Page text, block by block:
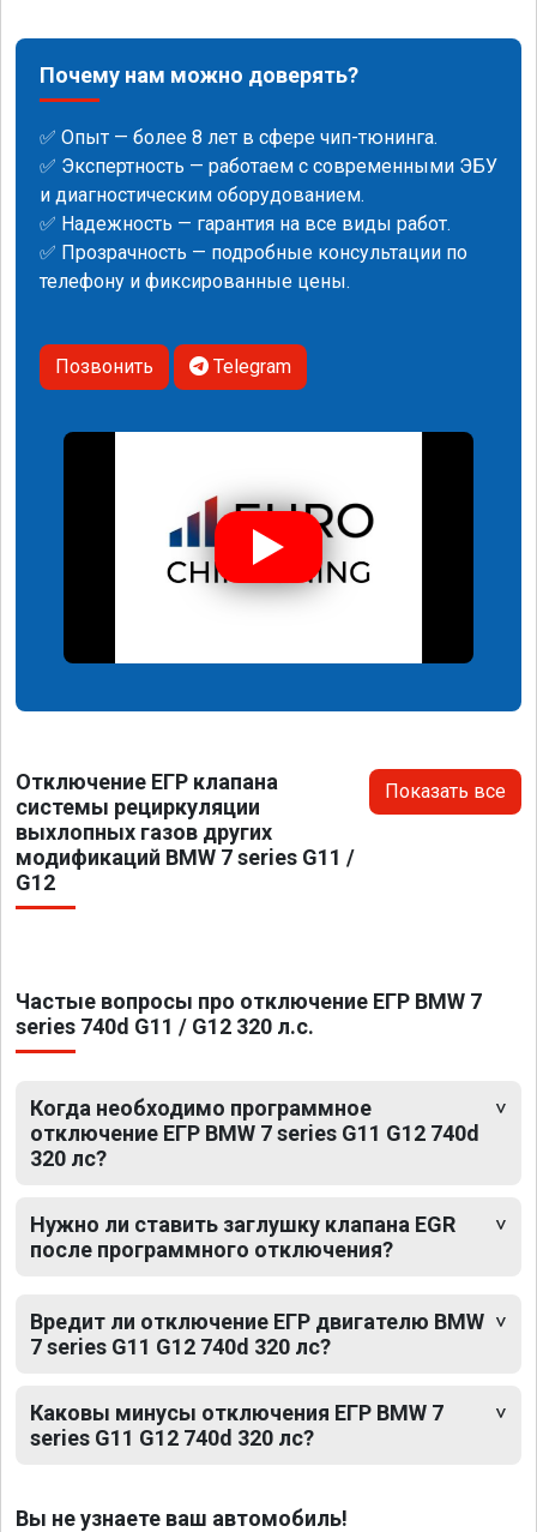
Почему нам можно доверять?
✅ Опыт — более 8 лет в сфере чип-тюнинга.
✅ Экспертность — работаем с современными ЭБУ
и диагностическим оборудованием.
✅ Надежность — гарантия на все виды работ.
✅ Прозрачность — подробные консультации по
телефону и фиксированные цены.
Позвонить Telegram
Отключение ЕГР клапана
системы рециркуляции
выхлопных газов других
модификаций BMW 7 series G11 /
G12
Показать все
Частые вопросы про отключение ЕГР BMW 7
series 740d G11 / G12 320 л.с.
Когда необходимо программное
отключение ЕГР BMW 7 series G11 G12 740d
320 лс?
Нужно ли ставить заглушку клапана EGR
после программного отключения?
Вредит ли отключение ЕГР двигателю BMW
7 series G11 G12 740d 320 лс?
Каковы минусы отключения ЕГР BMW 7
series G11 G12 740d 320 лс?
Вы не узнаете ваш автомобиль!